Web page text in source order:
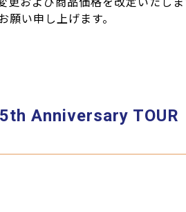
更および商品価格を改定いたしま
い申し上げます。
Anniversary